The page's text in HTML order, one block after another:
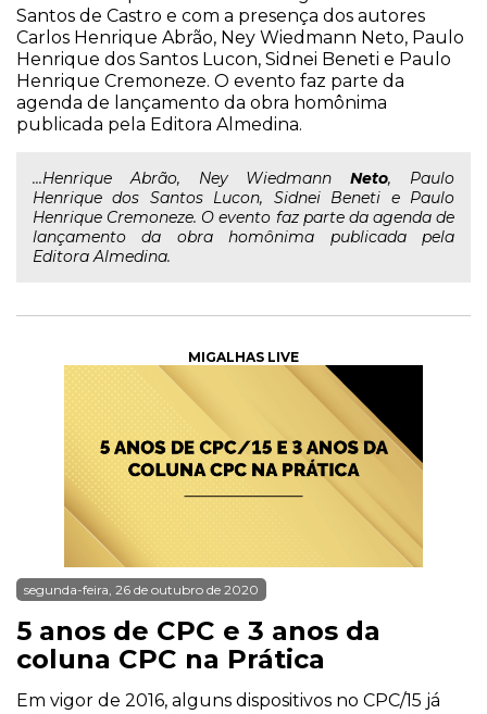
Santos de Castro e com a presença dos autores
Carlos Henrique Abrão, Ney Wiedmann Neto, Paulo
Henrique dos Santos Lucon, Sidnei Beneti e Paulo
Henrique Cremoneze. O evento faz parte da
agenda de lançamento da obra homônima
publicada pela Editora Almedina.
...Henrique Abrão, Ney WiedmannNeto, Paulo
Henrique dos Santos Lucon, Sidnei Beneti e Paulo
Henrique Cremoneze. O evento faz parte da agenda de
lançamento da obra homônima publicada pela
Editora Almedina.
MIGALHAS LIVE
segunda-feira, 26 de outubro de 2020
5 anos de CPC e 3 anos da
coluna CPC na Prática
Em vigor de 2016, alguns dispositivos no CPC/15 já